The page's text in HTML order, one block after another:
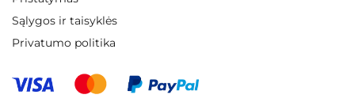
Sąlygos ir taisyklės
Privatumo politika